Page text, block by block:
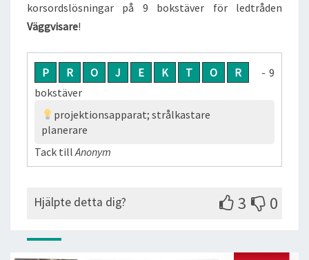
korsordslösningar på 9 bokstäver för ledtråden
Väggvisare!
P R O J E K T O R
- 9
bokstäver
projektionsapparat; strålkastare
planerare
Tack tillAnonym
Hjälpte detta dig? 3 0